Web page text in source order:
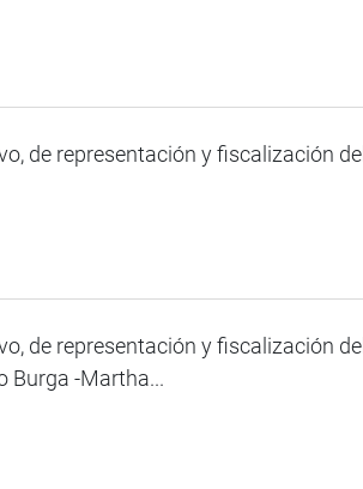
de representación y fiscalización del
de representación y fiscalización del
Burga -Martha...